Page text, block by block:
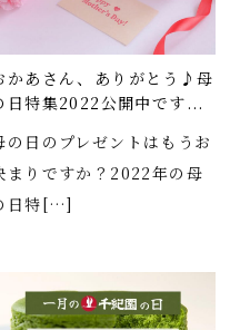
かあさん、ありがとう♪母
日特集2022公開中です...
の日のプレゼントはもうお
まりですか？2022年の母
日特[…]